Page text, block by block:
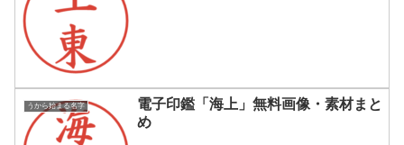
うから始まる名字
電子印鑑「海上」無料画像・素材まと
め